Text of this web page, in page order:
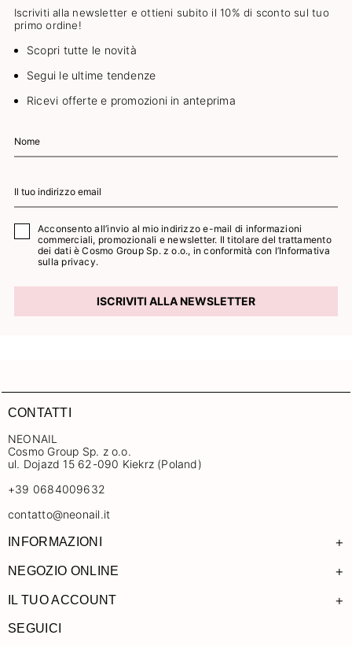
Iscriviti alla newsletter e ottieni subito il 10% di sconto sul tuo
primo ordine!
Scopri tutte le novità
Segui le ultime tendenze
Ricevi offerte e promozioni in anteprima
Acconsento all’invio al mio indirizzo e-mail di informazioni
commerciali, promozionali e newsletter. Il titolare del trattamento
dei dati è Cosmo Group Sp. z o.o., in conformità con l’Informativa
sulla privacy.
ISCRIVITI ALLA NEWSLETTER
CONTATTI
NEONAIL
Cosmo Group Sp. z o.o.
ul. Dojazd 15 62-090 Kiekrz (Poland)
+39 0684009632
contatto@neonail.it
INFORMAZIONI +
NEGOZIO ONLINE +
IL TUO ACCOUNT +
SEGUICI